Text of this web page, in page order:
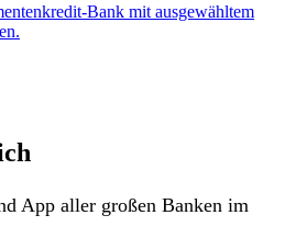
Bank mit ausgewähltem
App aller großen Banken im